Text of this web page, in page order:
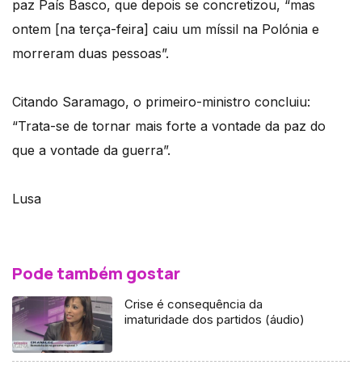
paz País Basco, que depois se concretizou, “mas
ontem [na terça-feira] caiu um míssil na Polónia e
morreram duas pessoas”.
Citando Saramago, o primeiro-ministro concluiu:
“Trata-se de tornar mais forte a vontade da paz do
que a vontade da guerra”.
Lusa
Pode também gostar
Crise é consequência da
imaturidade dos partidos (áudio)